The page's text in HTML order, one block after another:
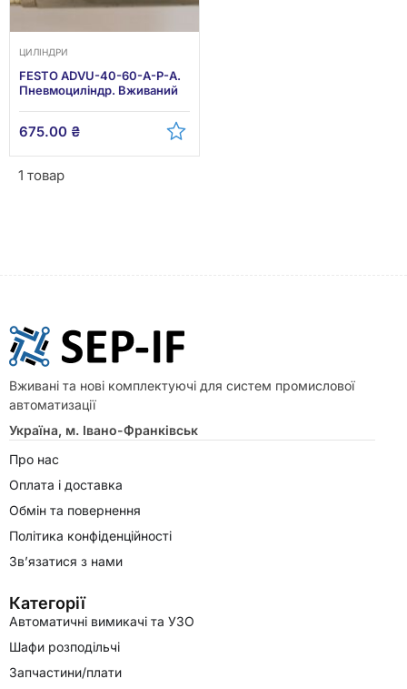
ЦИЛІНДРИ
FESTO ADVU-40-60-A-P-A.
Пневмоциліндр. Вживаний
675.00 ₴
1 товар
Вживані та нові комплектуючі для систем промислової
автоматизації
Україна, м. Івано-Франківськ
Про нас
Оплата і доставка
Обмін та повернення
Політика конфіденційності
Зв’язатися з нами
Категорії
Автоматичні вимикачі та УЗО
Шафи розподільчі
Запчастини/плати